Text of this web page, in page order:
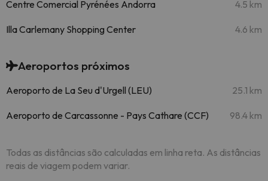
Centre Comercial Pyrénées Andorra 4.5 km
Illa Carlemany Shopping Center 4.6 km
Aeroportos próximos
Aeroporto de La Seu d'Urgell (LEU) 25.1 km
Aeroporto de Carcassonne - Pays Cathare (CCF) 98.4 km
Todas as distâncias são calculadas em linha reta. As distâncias
reais de viagem podem variar.